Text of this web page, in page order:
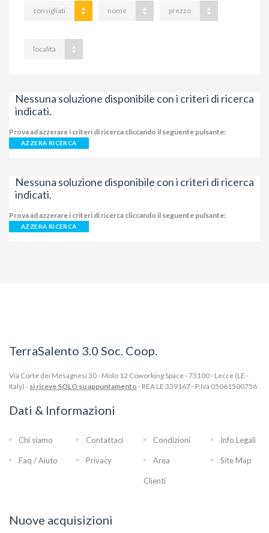
consigliati nome prezzo
località
Nessuna soluzione disponibile con i criteri di ricerca
indicati.
Prova ad azzerare i criteri di ricerca cliccando il seguente pulsante:
AZZERA RICERCA
Nessuna soluzione disponibile con i criteri di ricerca
indicati.
Prova ad azzerare i criteri di ricerca cliccando il seguente pulsante:
AZZERA RICERCA
TerraSalento 3.0 Soc. Coop.
Via Corte dei Mesagnesi 30 - Molo 12 Coworking Space - 73100 - Lecce (LE -
Italy) - si riceve SOLO su appuntamento - REA LE 339167 - P.Iva 05061500756
Dati & Informazioni
Chi siamo Contattaci Condizioni Info Legali
Faq / Aiuto Privacy Area
Clienti
Site Map
Nuove acquisizioni